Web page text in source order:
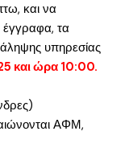
και να
έγγραφα, τα
υπηρεσίας
και ώρα 10:00.
ΑΦΜ,